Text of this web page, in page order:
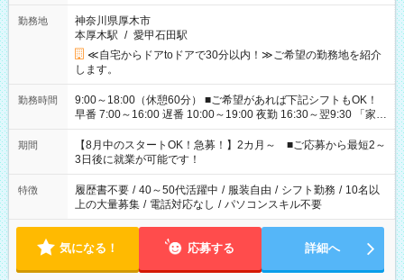
勤務地
神奈川県厚木市
本厚木駅 / 愛甲石田駅
≪自宅からドアtoドアで30分以内！≫ご希望の勤務地を紹介
します。
勤務時間
9:00～18:00（休憩60分） ■ご希望があれば下記シフトもOK！
早番 7:00～16:00 遅番 10:00～19:00 夜勤 16:30～翌9:30 「家族
と休みを合わせたい」 「余裕を持って夕飯の準備がしたい」
「できれば残業はしたくない」 など、ご希望を教えてください
ね。 ※Wワーク希望の方へ 今ご覧のお仕事で希望する勤務時間
と、もう1つのお仕事の勤務時間。 合計で週40時間を超える場
合は応募できません。
期間
【8月中のスタートOK！急募！】2カ月～ ■ご応募から最短2～
3日後に就業が可能です！
特徴 履歴書不要 / 40～50代活躍中 / 服装自由 / シフト勤務 / 10名以
上の大量募集 / 電話対応なし / パソコンスキル不要
気になる！ 応募する 詳細へ